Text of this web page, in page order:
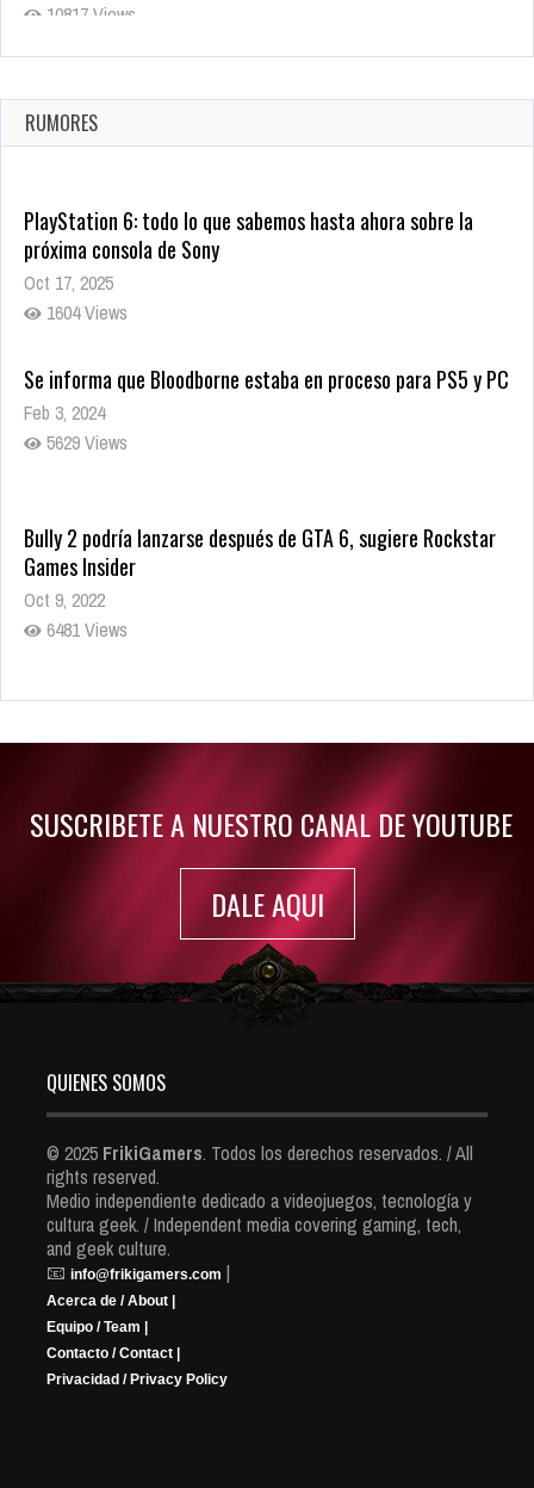
10817 Views
La configuración de Call of Duty 2021 aparentemente ya fue
Ago 8, 2021
10003 Views
RUMORES
PlayStation 6: todo lo que sabemos hasta ahora sobre la
próxima consola de Sony
Oct 17, 2025
1604 Views
Se informa que Bloodborne estaba en proceso para PS5 y PC
Feb 3, 2024
5629 Views
Bully 2 podría lanzarse después de GTA 6, sugiere Rockstar
Games Insider
Oct 9, 2022
6481 Views
Rumor: Se filtran los primeros detalles de Resident Evil 9
SUSCRIBETE A NUESTRO CANAL DE YOUTUBE
DALE AQUI
QUIENES SOMOS
© 2025 FrikiGamers. Todos los derechos reservados. / All
rights reserved.
Medio independiente dedicado a videojuegos, tecnología y
cultura geek. / Independent media covering gaming, tech,
and geek culture.
📧 info@frikigamers.com |
Acerca de / About |
Equipo / Team |
Contacto / Contact |
Privacidad / Privacy Policy